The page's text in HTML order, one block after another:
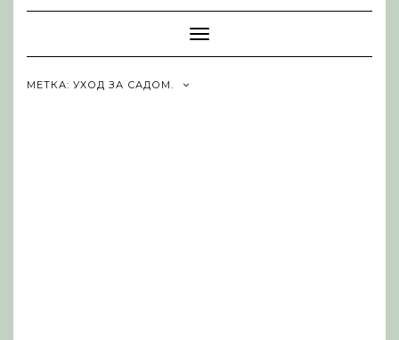
Toggle
Navigation
МЕТКА: УХОД ЗА САДОМ.